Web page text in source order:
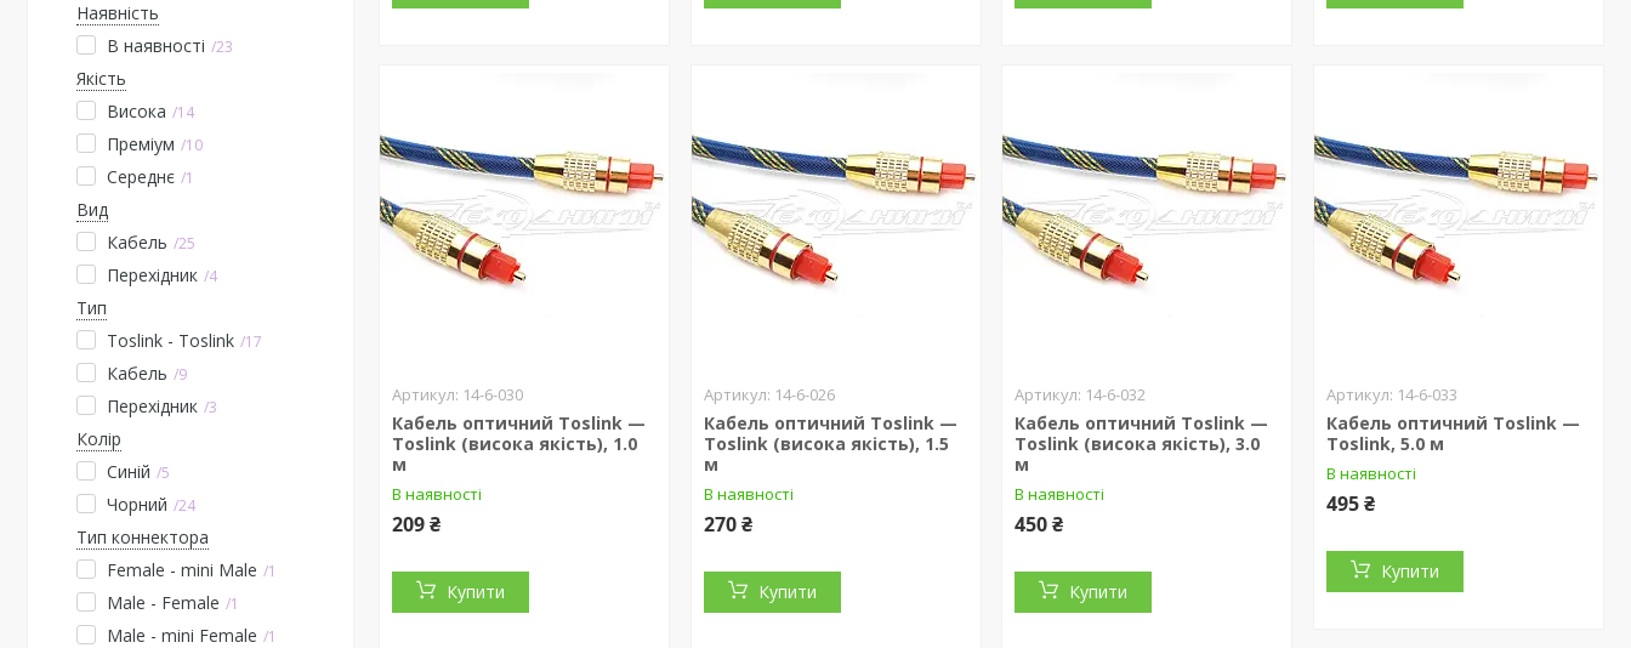
Наявність
В наявності 23
Якість
Висока
14
Преміум 10
Середнє 1
Вид
Кабель 25
Перехідник 4
Тип
Toslink - Toslink 17
Кабель 9
Перехідник 3
Колір
Синій 5
Чорний 24
Тип коннектора
Female - mini Male
1
Male - Female 1
Male - mini Female 1
14-6-030
Кабель оптичний Toslink —
Toslink (висока якість), 1.0
м
В наявності
209 ₴
Купити
14-6-026
Кабель оптичний Toslink —
Toslink (висока якість), 1.5
м
В наявності
270 ₴
Купити
14-6-032
Кабель оптичний Toslink —
Toslink (висока якість), 3.0
м
В наявності
450 ₴
Купити
14-6-033
Кабель оптичний Toslink —
Toslink, 5.0 м
В наявності
495 ₴
Купити